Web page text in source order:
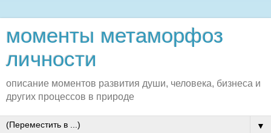
моменты метаморфоз
личности
описание моментов развития души, человека, бизнеса и
других процессов в природе
▼